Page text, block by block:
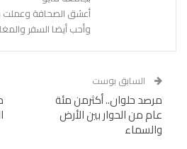
أعشق الصحافة وعملت
وأحب أيضا السفر
السابق بوست
مرصد حلوان.. أكثرمن مئة
عام من الحوار بين الأرض
والسماء